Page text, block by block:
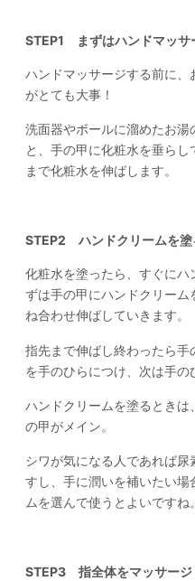
STEP1 まずはハンドマッサ
ハンドマッサージする前に
がとても大事！
洗面器やボールに溜めたお
と、手の甲に化粧水を垂ら
まで化粧水を伸ばします。
STEP2 ハンドクリームを塗
化粧水を塗ったら、すぐにハ
ずは手の甲にハンドクリー
ね合わせ伸ばしていきます。
指先まで伸ばし終わったら手
を手のひらにつけ、次は手の
ハンドクリームを塗るとき
の甲がメイン。
シワが気になる人であれば
すし、手に潤いを補いたい
ムを選んで使うとよいですね。
STEP3 指全体をマッサージ